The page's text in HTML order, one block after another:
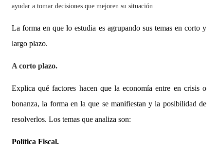
ayudar a tomar decisiones que mejoren su situación.
La forma en que lo estudia es agrupando sus temas en corto y
largo plazo.
A corto plazo.
Explica qué factores hacen que la economía entre en crisis o
bonanza, la forma en la que se manifiestan y la posibilidad de
resolverlos. Los temas que analiza son:
Política Fiscal.